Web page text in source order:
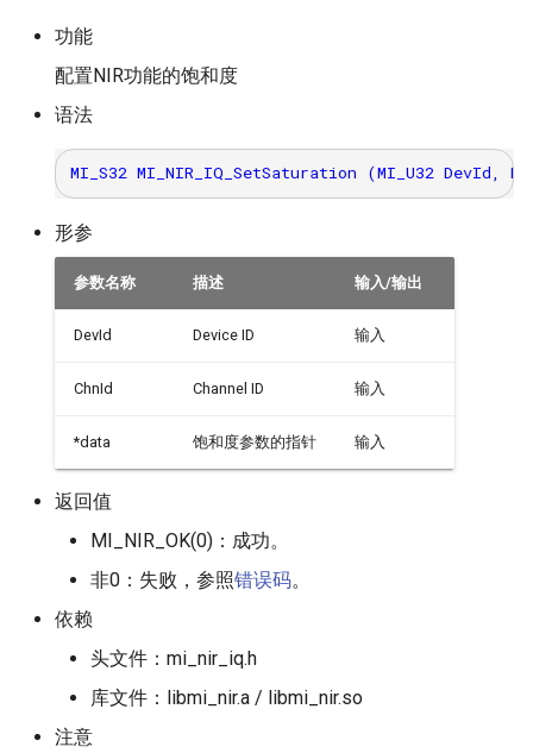
功能
配置NIR功能的饱和度
语法
形参
参数名称 描述 输入/输出
DevId Device ID 输入
ChnId Channel ID 输入
*data 饱和度参数的指针 输入
返回值
MI_NIR_OK(0)：成功。
非0：失败，参照错误码。
依赖
头文件：mi_nir_iq.h
库文件：libmi_nir.a / libmi_nir.so
注意